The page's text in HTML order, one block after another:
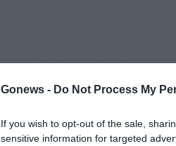
Gonews - Do Not Process My
If you wish to opt-out of the sale,
sensitive information for targeted